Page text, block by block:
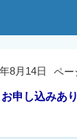
ペー
8月14日
申し込みあ